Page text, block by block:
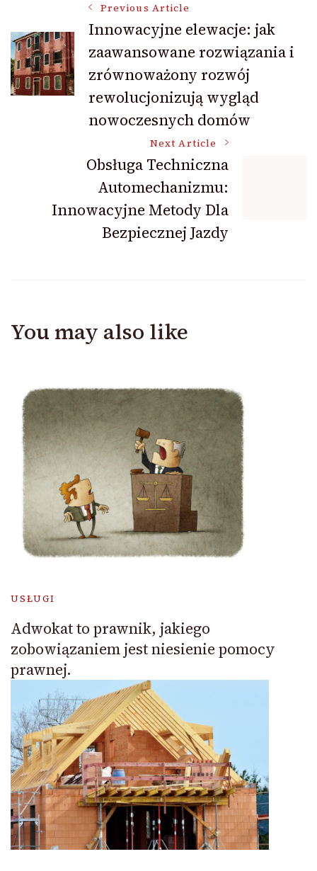
Navigation
Previous Article
Innowacyjne elewacje: jak
zaawansowane rozwiązania i
zrównoważony rozwój
rewolucjonizują wygląd
nowoczesnych domów
Next Article
Obsługa Techniczna
Automechanizmu:
Innowacyjne Metody Dla
Bezpiecznej Jazdy
You may also like
USŁUGI
Adwokat to prawnik, jakiego
zobowiązaniem jest niesienie pomocy
prawnej.